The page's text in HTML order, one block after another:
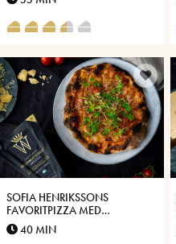
SOFIA HENRIKSSONS
FAVORITPIZZA MED
PANCETTA, FÄRSK KÖRVEL
OCH VÄSTERBOTTENSOST®
40 MIN